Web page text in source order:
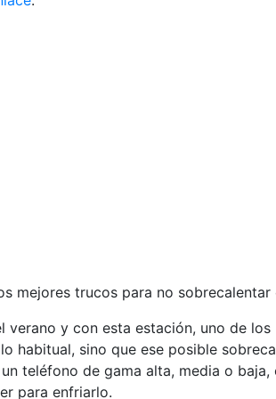
mejores trucos para no
verano y con esta estación, uno de
habitual, sino que ese posible
teléfono de gama alta, media o
para enfriarlo.